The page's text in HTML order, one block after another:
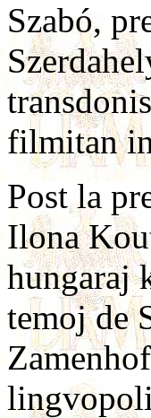
Szabó,
filmitan
Post la
Ilona
hungaraj
temoj de